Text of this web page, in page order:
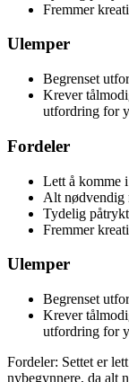
Fremmer
Ulemper
Begrenset
Krever
utfordring for
Fordeler
Lett å komme
Alt nødvendig
Tydelig
Fremmer
Ulemper
Begrenset
Krever
utfordring for
Fordeler: Settet er
nybegynnere, da alt